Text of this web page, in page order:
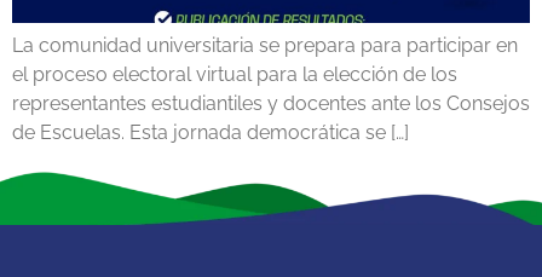
La comunidad universitaria se prepara para participar en
el proceso electoral virtual para la elección de los
representantes estudiantiles y docentes ante los Consejos
de Escuelas. Esta jornada democrática se […]